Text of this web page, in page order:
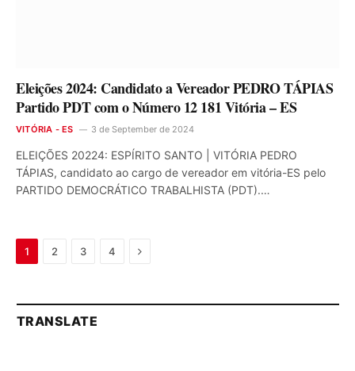
Eleições 2024: Candidato a Vereador PEDRO TÁPIAS
Partido PDT com o Número 12 181 Vitória – ES
VITÓRIA - ES 3 de September de 2024
ELEIÇÕES 20224: ESPÍRITO SANTO | VITÓRIA PEDRO
TÁPIAS, candidato ao cargo de vereador em vitória-ES pelo
PARTIDO DEMOCRÁTICO TRABALHISTA (PDT).…
1 2 3 4 Next
TRANSLATE